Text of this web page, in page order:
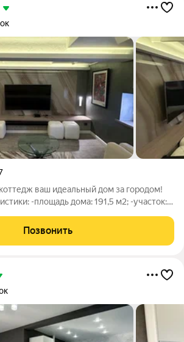
дом за городом!
-площадь дома: 191,5 м2; -участок: 6
(газ, вода, электричество,
Позвонить